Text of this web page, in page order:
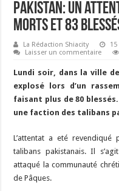
Pakistan: Un
morts et 83
La Rédaction Shiacity 15
Laisser un commentaire
Lundi soir, dans la ville
explosé lors d’un
faisant plus de 80
une faction des talibans
L’attentat a eté
talibans pakistanais. Il
attaqué la communauté
de Pâques.